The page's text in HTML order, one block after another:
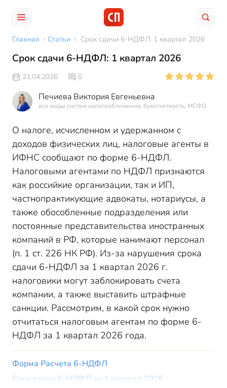
Главная › Статьи › Срок сдачи 6-НДФЛ: 1 квартал 2026
Срок сдачи 6-НДФЛ: 1 квартал 2026
21.04.2026 0
Печиева Виктория Евгеньевна
все виды систем налогообложения, бухотчетность, МСФО
О налоге, исчисленном и удержанном с
доходов физических лиц, налоговые агенты в
ИФНС сообщают по форме 6-НДФЛ.
Налоговыми агентами по НДФЛ признаются
как российкие организации, так и ИП,
частнопрактикующие адвокаты, нотариусы, а
также обособленные подразделения или
постоянные представительства иностранных
компаний в РФ, которые нанимают персонал
(п. 1 ст. 226 НК РФ). Из-за нарушения срока
сдачи 6-НДФЛ за 1 квартал 2026 г.
налоговики могут заблокировать счета
компании, а также выставить штрафные
санкции. Рассмотрим, в какой срок нужно
отчитаться налоговым агентам по форме 6-
НДФЛ за 1 квартал 2026 года.
Форма Расчета 6-НДФЛ
Срок сдачи 6-НДФЛ за 1 квартал 2026